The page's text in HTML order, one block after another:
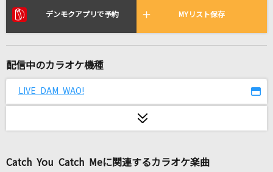
[生音]カブトムシ
やさしさで溢れるように
JUJU
モーニング娘。
ピエロ
デンモクアプリで予約 MYリスト保存
配信中のカラオケ機種
LIVE DAM WAO!
Catch You Catch Meに関連するカラオケ楽曲